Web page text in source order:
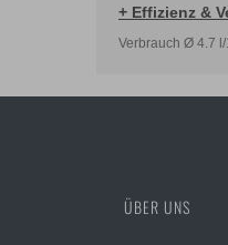
+ Effizienz &
Verbrauch Ø 4.7
ÜBER UNS